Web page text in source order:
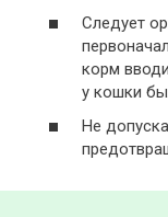
Следует
корм
у кошки
Не